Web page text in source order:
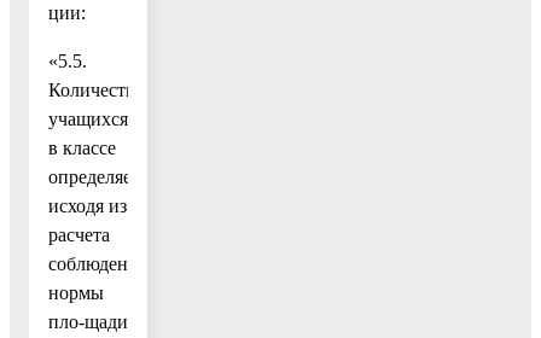
ции:
«5.5.
Количество
учащихся
в классе
определяется
исходя из
расчета
соблюдения
нормы
пло-щади